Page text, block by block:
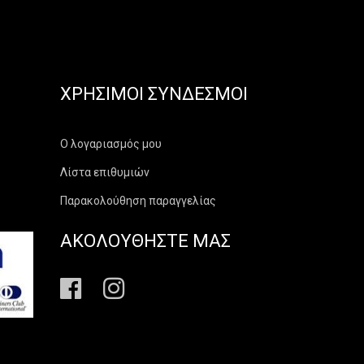
ΧΡΉΣΙΜΟΙ ΣΎΝΔΕΣΜΟΙ
Ο λογαριασμός μου
Λίστα επιθυμιών
Παρακολούθηση παραγγελίας
ΑΚΟΛΟΥΘΗΣΤΕ ΜΑΣ